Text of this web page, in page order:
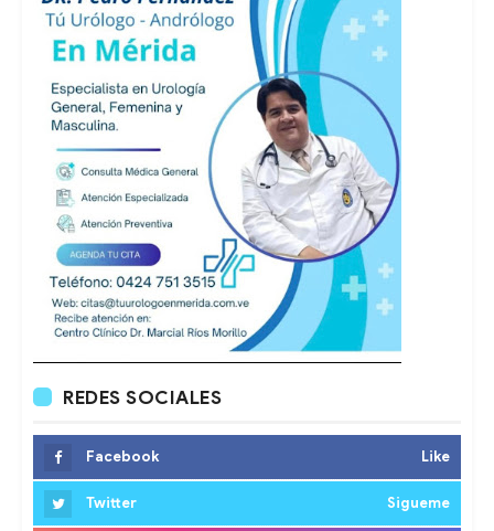
REDES SOCIALES
Facebook Like
Twitter Sigueme